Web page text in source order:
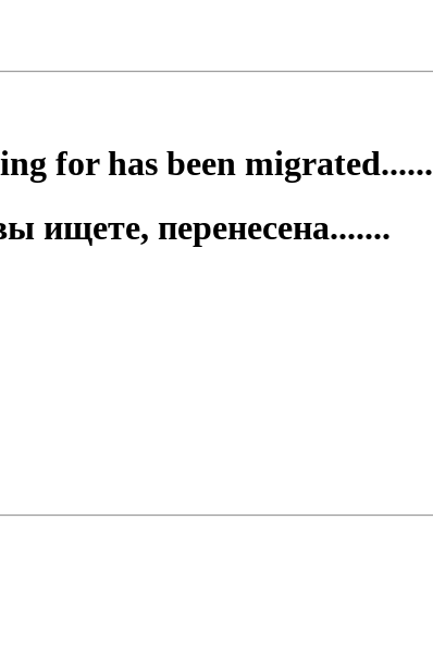
for has been migrated......
ищете, перенесена.......